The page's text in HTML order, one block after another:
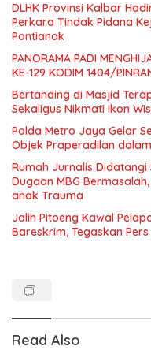
DLHK Provinsi Kalbar
Perkara Tindak Pidana
Pontianak
PANORAMA PADI
KE-129 KODIM 1404/
Bertanding di Masjid
Sekaligus Nikmati Ikon
Polda Metro Jaya Gelar
Objek Praperadilan dalam
Rumah Jurnalis
Dugaan MBG
anak Trauma
Jalih Pitoeng Kawal
Bareskrim, Tegaskan
Read Also